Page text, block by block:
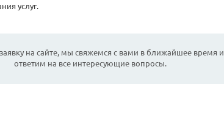
услуг.
на сайте, мы свяжемся с вами в ближайшее время и
ответим на все интересующие вопросы.